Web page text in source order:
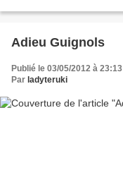
Adieu Guignols
Publié le 03/05/2012 à 23:13
Par ladyteruki